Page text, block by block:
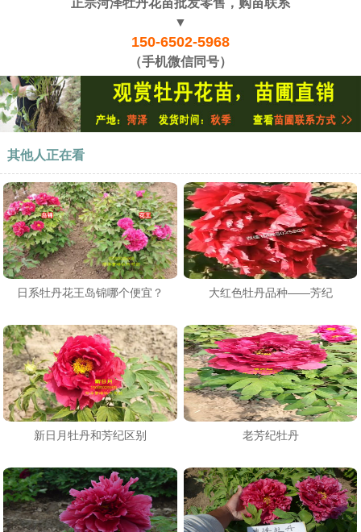
▼
150-6502-5968
（手机微信同号）
其他人正在看
日系牡丹花王岛锦哪个便宜？ 大红色牡丹品种——芳纪
新日月牡丹和芳纪区别 老芳纪牡丹